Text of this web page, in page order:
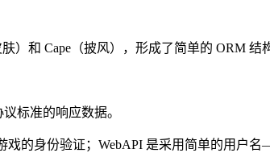
）和 Cape（披风），形成了简单的 ORM 结
标准的响应数据。
戏的身份验证；WebAPI 是采用简单的用户